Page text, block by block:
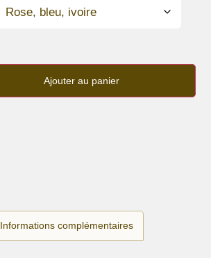
Ajouter au panier
Informations complémentaires